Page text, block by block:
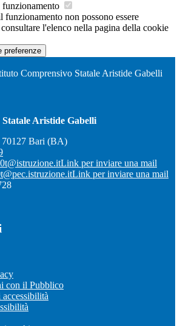
funzionamento
funzionamento non possono essere
l'elenco nella pagina della cookie
preferenze
Comprensivo Statale Aristide Gabelli
Aristide Gabelli
Bari (BA)
Link per inviare una mail
Link per inviare una mail
con il Pubblico